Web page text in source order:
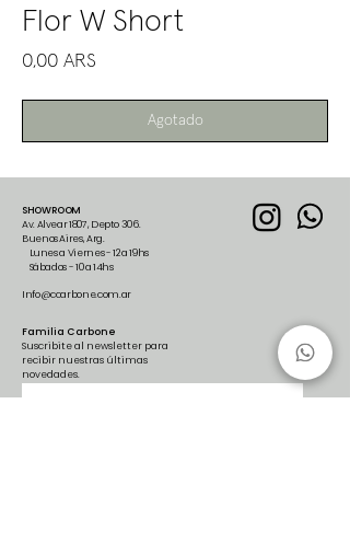
Flor W Short
0,00 ARS
Agotado
SHOWROOM
Av. Alvear 1807, Depto 306.
Buenos Aires, Arg.
Lunes a Viernes - 12 a 19hs
Sábados - 10 a 14hs
Info@ccarbone.com.ar
Familia Carbone
Suscribite al newsletter para
recibir nuestras últimas
novedades.